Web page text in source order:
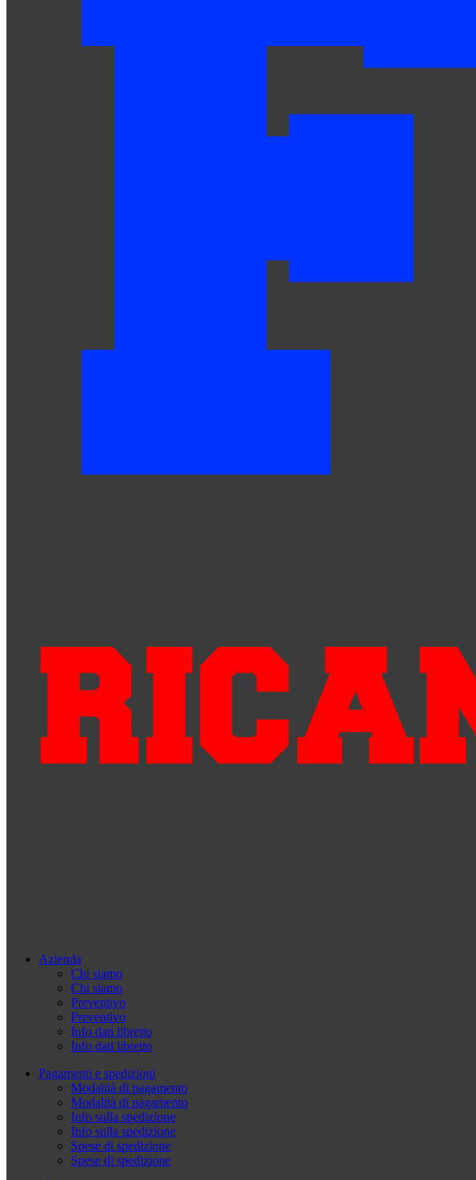
Azienda
Chi siamo
Chi siamo
Preventivo
Preventivo
Info dati libretto
Info dati libretto
Pagamenti e spedizioni
Modalità di pagamento
Modalità di pagamento
Info sulla spedizione
Info sulla spedizione
Spese di spedizione
Spese di spedizione